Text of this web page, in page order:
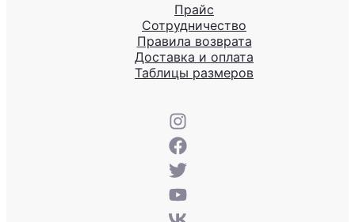
Прайс
Сотрудничество
Правила возврата
Доставка и оплата
Таблицы размеров